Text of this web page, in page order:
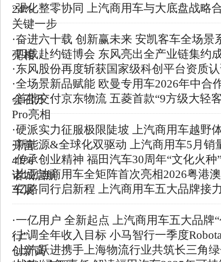
24%
·强化整零协同 上汽商用车与大底盘战略
关键一步
·奋进六十载 创新赢未来 安凯客车全场景
亮相
·四载赴约链博会 东风亮出全产业链集约
·东风股份再度斩获国家级科创平台资质
·全场景新品赋能 欧曼专用车2026年中合
会召开
·首批交付京东物流 五菱首款“9方级大轻
Pro亮相
·硬派实力征服极限陡坡 上汽商用车越野
开营
·新能源&全球化双驱动 上汽商用车5月销
41%
·传承创业精神 福田汽车30周年“文化火种
诸城启航
·比亚迪商用车全矩阵首次亮相2026粤港
车展
·亿路同行启新程 上汽商用车五大品牌接
·一亿用户 全新起点 上汽商用车五大品牌
行”
·上调全年收入目标 小马智行一季度
创新高
·上汽跃进携手上海物流行业共筑长三角